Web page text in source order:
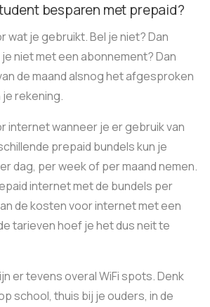
besparen met prepaid?
wat je gebruikt. Bel je niet? Dan
niet met een abonnement? Dan
de maand alsnog het afgesproken
rekening.
internet wanneer je er gebruik van
prepaid bundels kun je
dag, per week of per maand nemen.
internet met de bundels per
de kosten voor internet met een
tarieven hoef je het dus neit te
er tevens overal WiFi spots. Denk
school, thuis bij je ouders, in de